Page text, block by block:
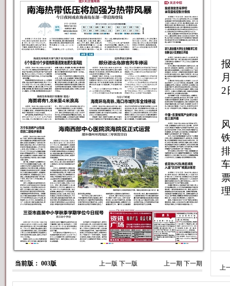
当前版： 003版 上一版 下一版 上一期 下一期
2
上